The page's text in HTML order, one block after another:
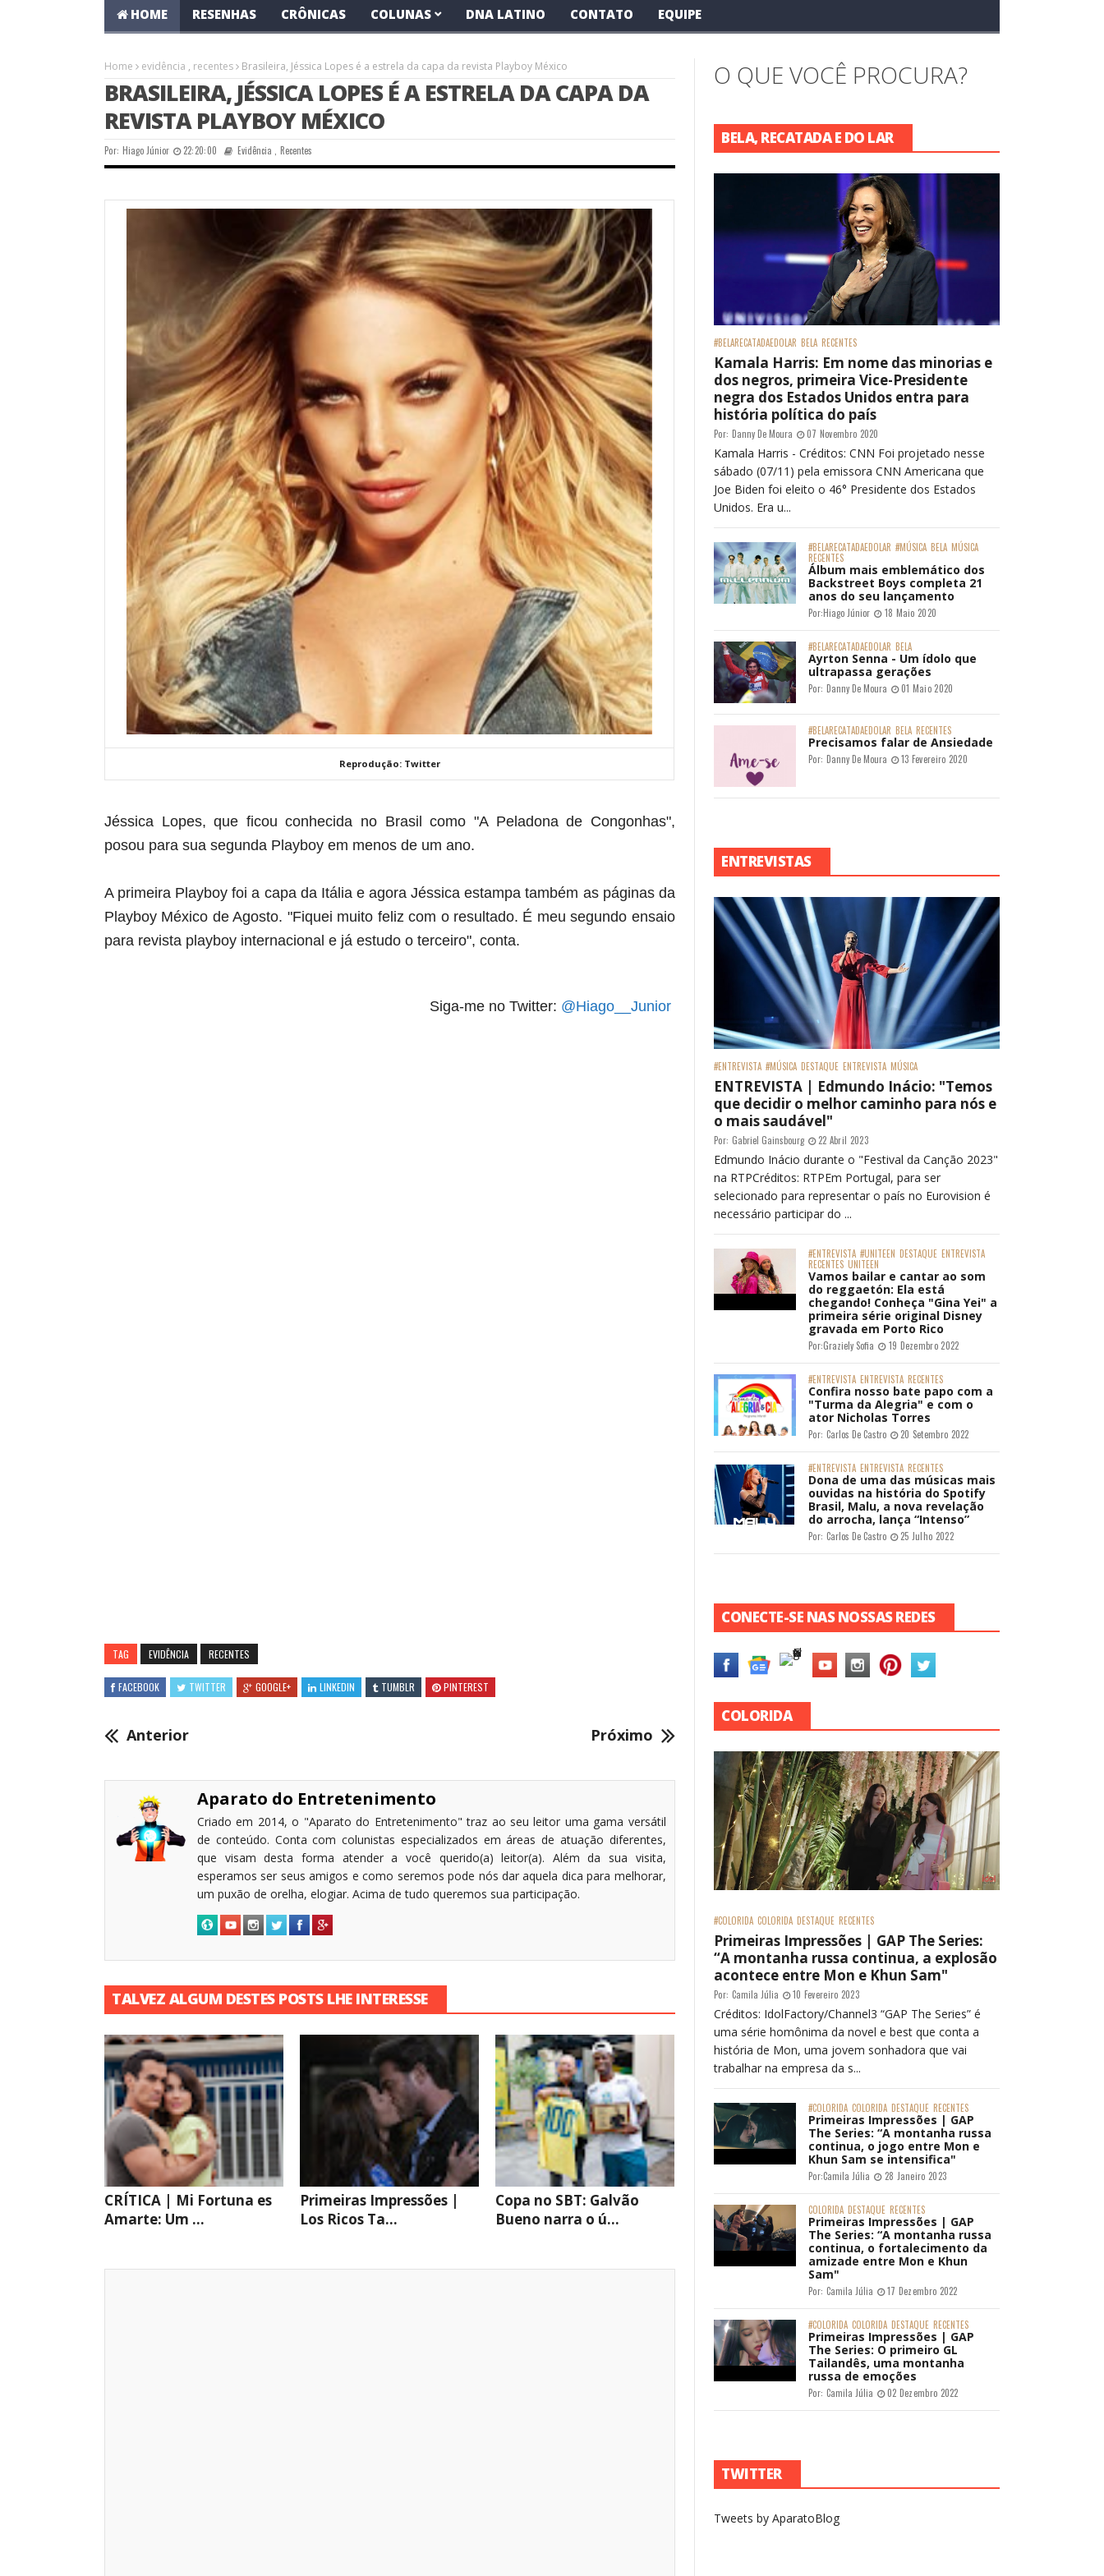
HOME RESENHAS CRÔNICAS COLUNAS DNA LATINO CONTATO EQUIPE
Home evidência , recentes Brasileira, Jéssica Lopes é a estrela da capa da revista Playboy México
BRASILEIRA, JÉSSICA LOPES É A ESTRELA DA CAPA DA
REVISTA PLAYBOY MÉXICO
Por: Hiago Júnior 22:20:00 Evidência ,Recentes
Reprodução: Twitter
Jéssica Lopes, que ficou conhecida no Brasil como "A Peladona de Congonhas",
posou para sua segunda Playboy em menos de um ano.
A primeira Playboy foi a capa da Itália e agora Jéssica estampa também as páginas da
Playboy México de Agosto. "Fiquei muito feliz com o resultado. É meu segundo ensaio
para revista playboy internacional e já estudo o terceiro", conta.
Siga-me no Twitter: @Hiago__Junior
TAG EVIDÊNCIA RECENTES
FACEBOOK TWITTER GOOGLE+ LINKEDIN TUMBLR PINTEREST
Anterior Próximo
Aparato do Entretenimento
Criado em 2014, o "Aparato do Entretenimento" traz ao seu leitor uma gama versátil
de conteúdo. Conta com colunistas especializados em áreas de atuação diferentes,
que visam desta forma atender a você querido(a) leitor(a). Além da sua visita,
esperamos ser seus amigos e como seremos pode nós dar aquela dica para melhorar,
um puxão de orelha, elogiar. Acima de tudo queremos sua participação.
TALVEZ ALGUM DESTES POSTS LHE INTERESSE
CRÍTICA | Mi Fortuna es
Amarte: Um ...
Primeiras Impressões |
Los Ricos Ta...
Copa no SBT: Galvão
Bueno narra o ú...
O QUE VOCÊ PROCURA?
BELA, RECATADA E DO LAR
#BELARECATADAEDOLAR BELA RECENTES
Kamala Harris: Em nome das minorias e
dos negros, primeira Vice-Presidente
negra dos Estados Unidos entra para
história política do país
Por: Danny De Moura 07 Novembro 2020
Kamala Harris - Créditos: CNN Foi projetado nesse
sábado (07/11) pela emissora CNN Americana que
Joe Biden foi eleito o 46° Presidente dos Estados
Unidos. Era u...
#BELARECATADAEDOLAR #MÚSICA BELA MÚSICA
RECENTES
Álbum mais emblemático dos
Backstreet Boys completa 21
anos do seu lançamento
Por:Hiago Júnior 18 Maio 2020
#BELARECATADAEDOLAR BELA
Ayrton Senna - Um ídolo que
ultrapassa gerações
Por: Danny De Moura 01 Maio 2020
#BELARECATADAEDOLAR BELA RECENTES
Precisamos falar de Ansiedade
Por: Danny De Moura 13 Fevereiro 2020
ENTREVISTAS
#ENTREVISTA #MÚSICA DESTAQUE ENTREVISTA MÚSICA
ENTREVISTA | Edmundo Inácio: "Temos
que decidir o melhor caminho para nós e
o mais saudável"
Por: Gabriel Gainsbourg 22 Abril 2023
Edmundo Inácio durante o "Festival da Canção 2023"
na RTPCréditos: RTPEm Portugal, para ser
selecionado para representar o país no Eurovision é
necessário participar do ...
#ENTREVISTA #UNITEEN DESTAQUE ENTREVISTA
RECENTES UNITEEN
Vamos bailar e cantar ao som
do reggaetón: Ela está
chegando! Conheça "Gina Yei" a
primeira série original Disney
gravada em Porto Rico
Por:Graziely Sofia 19 Dezembro 2022
#ENTREVISTA ENTREVISTA RECENTES
Confira nosso bate papo com a
"Turma da Alegria" e com o
ator Nicholas Torres
Por: Carlos De Castro 20 Setembro 2022
#ENTREVISTA ENTREVISTA RECENTES
Dona de uma das músicas mais
ouvidas na história do Spotify
Brasil, Malu, a nova revelação
do arrocha, lança “Intenso”
Por: Carlos De Castro 25 Julho 2022
CONECTE-SE NAS NOSSAS REDES
COLORIDA
#COLORIDA COLORIDA DESTAQUE RECENTES
Primeiras Impressões | GAP The Series:
“A montanha russa continua, a explosão
acontece entre Mon e Khun Sam"
Por: Camila Júlia 10 Fevereiro 2023
Créditos: IdolFactory/Channel3 “GAP The Series” é
uma série homônima da novel e best que conta a
história de Mon, uma jovem sonhadora que vai
trabalhar na empresa da s...
#COLORIDA COLORIDA DESTAQUE RECENTES
Primeiras Impressões | GAP
The Series: “A montanha russa
continua, o jogo entre Mon e
Khun Sam se intensifica"
Por:Camila Júlia 28 Janeiro 2023
COLORIDA DESTAQUE RECENTES
Primeiras Impressões | GAP
The Series: “A montanha russa
continua, o fortalecimento da
amizade entre Mon e Khun
Sam"
Por: Camila Júlia 17 Dezembro 2022
#COLORIDA COLORIDA DESTAQUE RECENTES
Primeiras Impressões | GAP
The Series: O primeiro GL
Tailandês, uma montanha
russa de emoções
Por: Camila Júlia 02 Dezembro 2022
TWITTER
Tweets by AparatoBlog